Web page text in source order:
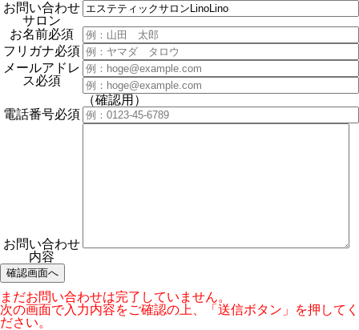
お問い合わせ
サロン
お名前必須
フリガナ必須
メールアドレ
ス必須
（確認用）
電話番号必須
お問い合わせ
内容
まだお問い合わせは完了していません。
次の画面で入力内容をご確認の上、「送信ボタン」を押してく
ださい。